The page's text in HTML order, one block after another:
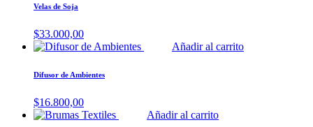
Velas de Soja
$33.000,00
Añadir al carrito
Difusor de Ambientes
$16.800,00
Añadir al carrito